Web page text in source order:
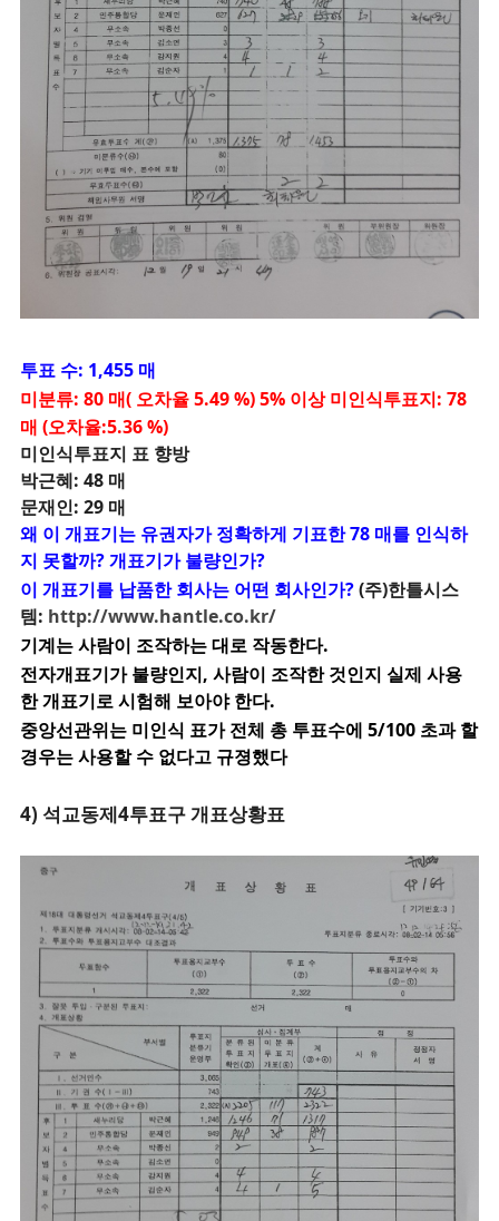
투표 수: 1,455 매
미분류: 80 매( 오차율 5.49 %) 5% 이상 미인식투표지: 78
매 (오차율:5.36 %)
미인식투표지 표 향방
박근혜: 48 매
문재인: 29 매
왜 이 개표기는 유권자가 정확하게 기표한 78 매를 인식하
지 못할까? 개표기가 불량인가?
이 개표기를 납품한 회사는 어떤 회사인가?(주)한틀시스
템: http://www.hantle.co.kr/
기계는 사람이 조작하는 대로 작동한다.
전자개표기가 불량인지, 사람이 조작한 것인지 실제 사용
한 개표기로 시험해 보아야 한다.
중앙선관위는 미인식 표가 전체 총 투표수에 5/100 초과 할
경우는 사용할 수 없다고 규졍했다
4) 석교동제4투표구 개표상황표